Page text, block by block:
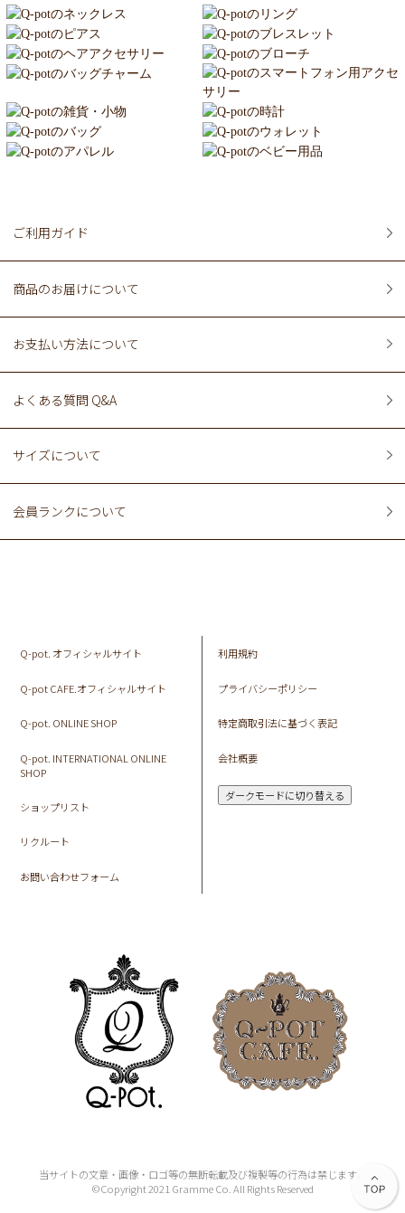
ご利用ガイド
商品のお届けについて
お支払い方法について
よくある質問 Q&A
サイズについて
会員ランクについて
Q-pot. オフィシャルサイト
Q-pot CAFE.オフィシャルサイト
Q-pot. ONLINE SHOP
Q-pot. INTERNATIONAL ONLINE
SHOP
ショップリスト
リクルート
お問い合わせフォーム
利用規約
プライバシーポリシー
特定商取引法に基づく表記
会社概要
ダークモードに切り替える
当サイトの文章・画像・ロゴ等の無断転載及び複製等の行為は禁じます。
©Copyright 2021 Gramme Co. All Rights Reserved